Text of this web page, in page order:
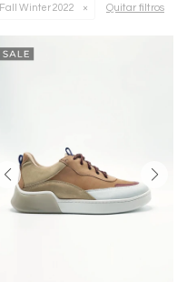
Fall Winter 2022 Quitar filtros